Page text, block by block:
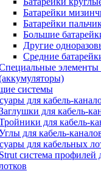
Батарейки
Батарейки
Большие
Другие
Средние
элементы
системы
для кабель-
для кабель-
для кабель-
для кабель-
для кабельных
Strut система профилей